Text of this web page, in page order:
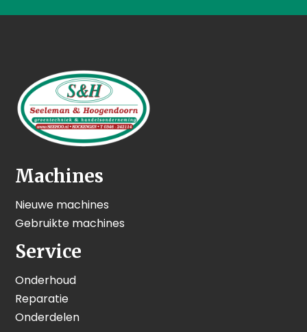
Machines
Nieuwe machines
Gebruikte machines
Service
Onderhoud
Reparatie
Onderdelen